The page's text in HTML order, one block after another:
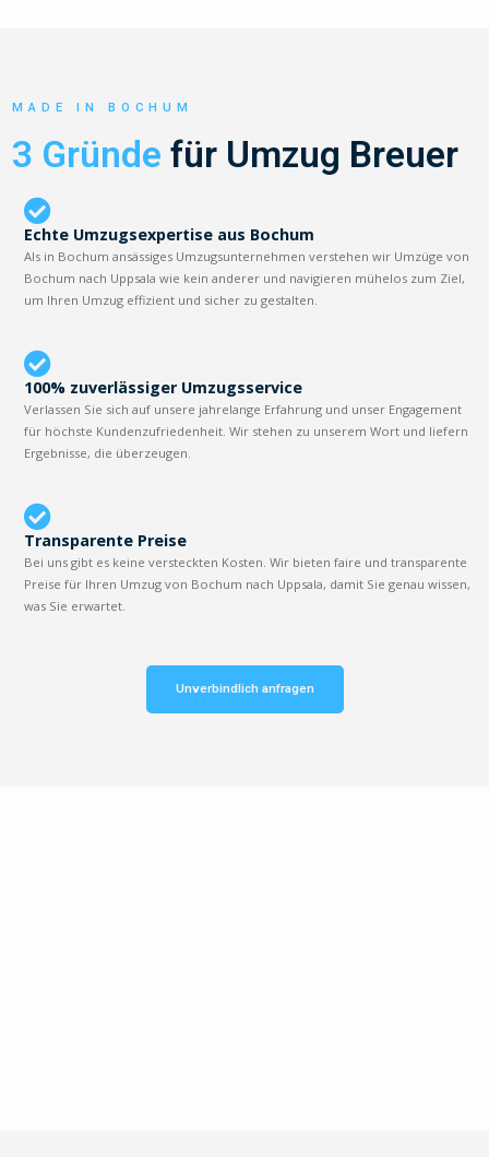
MADE IN BOCHUM
3 Gründe für Umzug Breuer
Echte Umzugsexpertise aus Bochum
Als in Bochum ansässiges Umzugsunternehmen verstehen wir Umzüge von
Bochum nach Uppsala wie kein anderer und navigieren mühelos zum Ziel,
um Ihren Umzug effizient und sicher zu gestalten.
100% zuverlässiger Umzugsservice
Verlassen Sie sich auf unsere jahrelange Erfahrung und unser Engagement
für höchste Kundenzufriedenheit. Wir stehen zu unserem Wort und liefern
Ergebnisse, die überzeugen.
Transparente Preise
Bei uns gibt es keine versteckten Kosten. Wir bieten faire und transparente
Preise für Ihren Umzug von Bochum nach Uppsala, damit Sie genau wissen,
was Sie erwartet.
Unverbindlich anfragen